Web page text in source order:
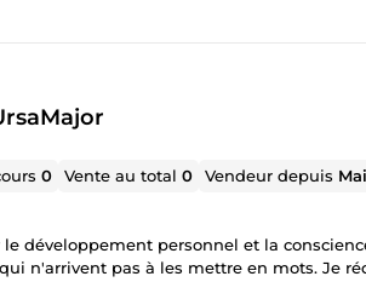
0 Vente au total0 Vendeur depuis
développement personnel et la
n'arrivent pas à les mettre en mots. Je